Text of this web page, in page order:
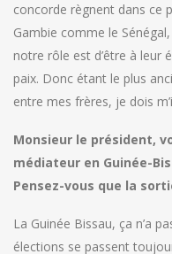
concorde règnent dans ce
Gambie comme le
notre rôle est d’être à leur
paix. Donc étant le plus
entre mes frères, je dois
Monsieur le président,
médiateur en Guinée-
Pensez-vous que la
La Guinée Bissau, ça n’a
élections se passent